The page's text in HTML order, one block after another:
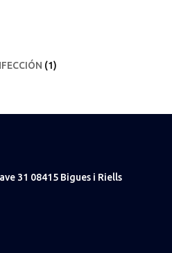
(1)
31 08415 Bigues i Riells